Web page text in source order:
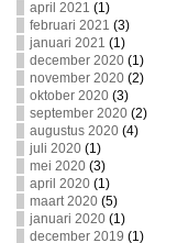
april 2021 (1)
februari 2021 (3)
januari 2021 (1)
december 2020(1)
november 2020(2)
oktober 2020(3)
september 2020(2)
augustus 2020(4)
juli 2020(1)
mei 2020(3)
april 2020(1)
maart 2020(5)
januari 2020(1)
december 2019 (1)